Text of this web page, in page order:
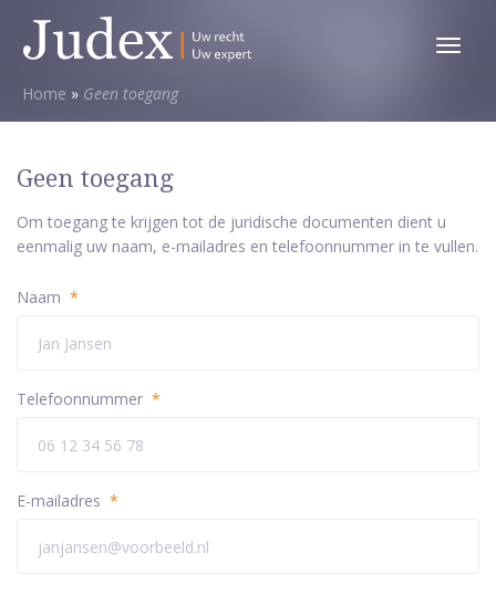
Toggle
Home » Geen toegang
Geen toegang
Om toegang te krijgen tot de juridische documenten dient u
eenmalig uw naam, e-mailadres en telefoonnummer in te vullen.
Naam *
Telefoonnummer *
E-mailadres *